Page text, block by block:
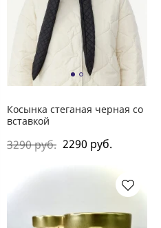
Косынка стеганая черная со
вставкой
3290 руб. 2290 руб.